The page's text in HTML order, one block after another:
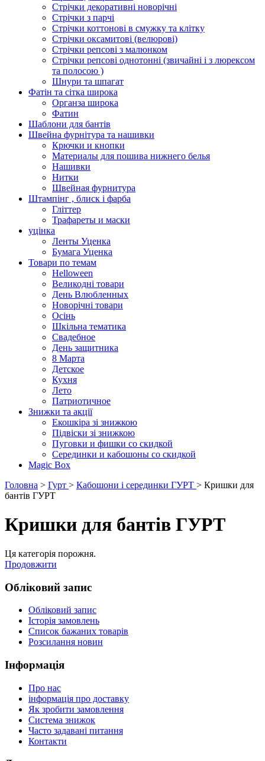
Стрічки декоративні новорічні
Стрічки з парчі
Стрічки коттонові в смужку та клітку
Стрічки оксамитові (велюрові)
Стрічки репсові з малюнком
Стрічки репсові однотонні (звичайні і з люрексом
та полосою )
Шнури та шпагат
Фатін та сітка широка
Органза широка
Фатин
Шаблони для бантів
Швейна фурнітура та нашивки
Крючки и кнопки
Материалы для пошива нижнего белья
Нашивки
Нитки
Швейная фурнитура
Штампінг , блиск і фарба
Гліттер
Трафареты и маски
уцінка
Ленты Уценка
Бумага Уценка
Товари по темам
Helloween
Великодні товари
День Влюбленных
Новорічні товари
Осінь
Шкільна тематика
Свадебное
День защитника
8 Марта
Детское
Кухня
Лето
Патриотичное
Знижки та акції
Екошкіра зі знижкою
Підвіски зі знижкою
Пуговки и фишки со скидкой
Серединки и кабошоны со скидкой
Magic Box
Головна > Гурт > Кабошони і серединки ГУРТ > Кришки для
бантів ГУРТ
Кришки для бантів ГУРТ
Ця категорія порожня.
Продовжити
Обліковий запис
Обліковий запис
Історія замовлень
Список бажаних товарів
Розсилання новин
Інформація
Про нас
інформація про доставку
Як зробити замовлення
Система знижок
Часто задавані питання
Контакти